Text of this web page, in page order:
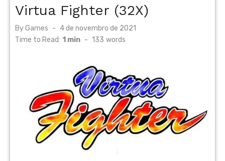
Virtua Fighter (32X)
ByGames
Posted
on
4 de novembro de 2021
Time to Read: 1 min - 133 words